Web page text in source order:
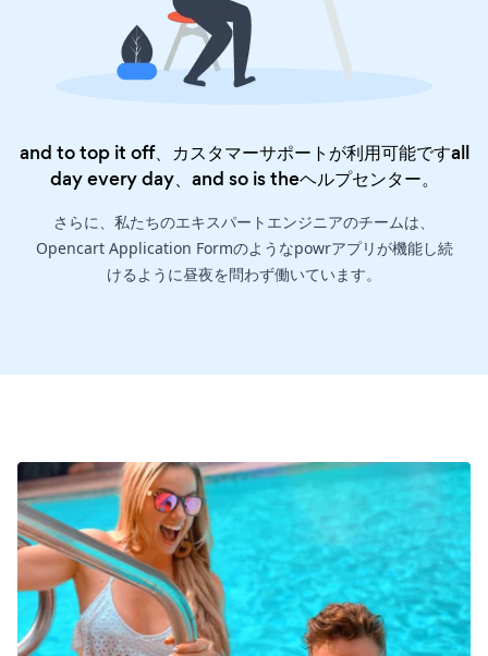
and to top it off、カスタマーサポートが利用可能ですall
day every day、and so is theヘルプセンター。
さらに、私たちのエキスパートエンジニアのチームは、
Opencart Application Formのようなpowrアプリが機能し続
けるように昼夜を問わず働いています。